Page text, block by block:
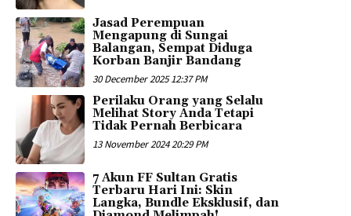
Jasad Perempuan
Mengapung di Sungai
Balangan, Sempat Diduga
Korban Banjir Bandang
30 December 2025 12:37 PM
Perilaku Orang yang Selalu
Melihat Story Anda Tetapi
Tidak Pernah Berbicara
13 November 2024 20:29 PM
7 Akun FF Sultan Gratis
Terbaru Hari Ini: Skin
Langka, Bundle Eksklusif, dan